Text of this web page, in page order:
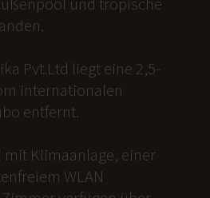
Pvt.Ltd liegt eine 2,5-
internationalen
entfernt.
Klimaanlage, einer
WLAN